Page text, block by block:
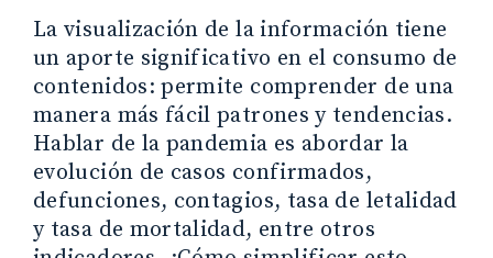
La visualización de la información tiene
un aporte significativo en el consumo de
contenidos: permite comprender de una
manera más fácil patrones y tendencias.
Hablar de la pandemia es abordar la
evolución de casos confirmados,
defunciones, contagios, tasa de letalidad
y tasa de mortalidad, entre otros